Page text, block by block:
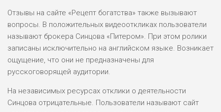
Отзывы на сайте «Рецепт богатства» также вызывают
вопросы. В положительных видеооткликах пользователи
называют брокера Синцова «Питером». При этом ролики
записаны исключительно на английском языке. Возникает
ощущение, что они не предназначены для
русскоговорящей аудитории.
На независимых ресурсах отклики о деятельности
Синцова отрицательные. Пользователи называют сайт